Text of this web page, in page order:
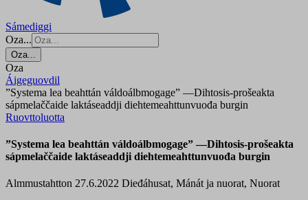
Sámediggi
Oza...
Oza...
Oza
Áigeguovdil
”Systema lea beahttán váldoálbmogage” —Dihtosis-prošeakta
sápmelaččaide laktáseaddji diehtemeahttunvuođa burgin
Ruovttoluotta
”Systema lea beahttán váldoálbmogage” —Dihtosis-prošeakta
sápmelaččaide laktáseaddji diehtemeahttunvuođa burgin
Almmustahtton 27.6.2022 Dieđáhusat, Mánát ja nuorat, Nuorat